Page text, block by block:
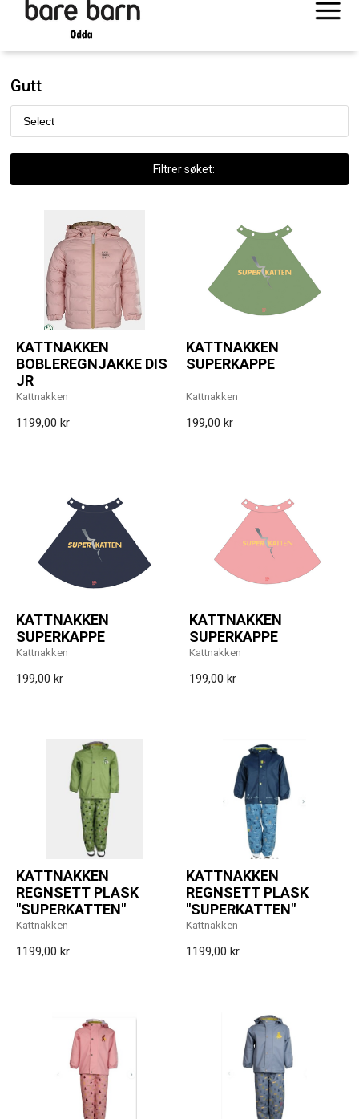
Gutt
Filtrer søket:
KATTNAKKEN
BOBLEREGNJAKKE DIS
JR
Kattnakken
1199,00 kr
KATTNAKKEN
SUPERKAPPE
Kattnakken
199,00 kr
KATTNAKKEN
SUPERKAPPE
Kattnakken
199,00 kr
KATTNAKKEN
SUPERKAPPE
Kattnakken
199,00 kr
KATTNAKKEN
REGNSETT PLASK
"SUPERKATTEN"
Kattnakken
1199,00 kr
KATTNAKKEN
REGNSETT PLASK
"SUPERKATTEN"
Kattnakken
1199,00 kr